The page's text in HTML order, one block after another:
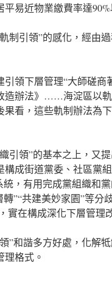
易近物業繳費率達90%
制引領”的感化，經由
引領下層管理“大師磋
造辦法》……海淀區以
果看，這些軌制辦法為
引領”的基本之上，又
構成街道黨委、社區黨
統，有用完成黨組織和
轉”“共建美妙家園”等分
實在構成深化下層管理
”和諧多方好處，化解
格式。